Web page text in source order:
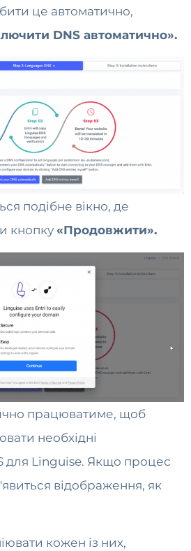
це автоматично,
DNS автоматично».
подібне вікно, де
кнопку «Продовжити».
працюватиме, щоб
необхідні
для Linguise. Якщо процес
відображення, як
кожен із них,